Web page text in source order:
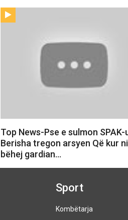
Top News-Pse e sulmon SPAK-
Berisha tregon arsyen Që kur
bëhej gardian…
Sport
Kombëtarja